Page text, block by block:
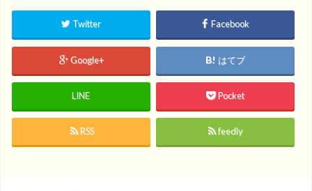
Twitter Facebook
Google+ はてブ
LINE Pocket
RSS feedly